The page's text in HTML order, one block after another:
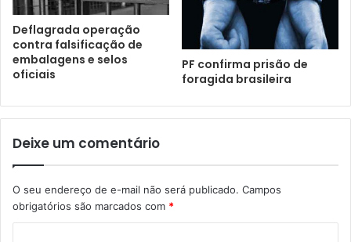
Deflagrada operação
contra falsificação de
embalagens e selos
oficiais
PF confirma prisão de
foragida brasileira
Deixe um comentário
O seu endereço de e-mail não será publicado. Campos
obrigatórios são marcados com *